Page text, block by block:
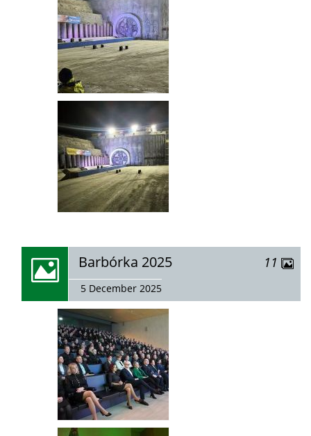
zobacz
galerię:
Barbórka 2025
5 December 2025
11 zdjęć